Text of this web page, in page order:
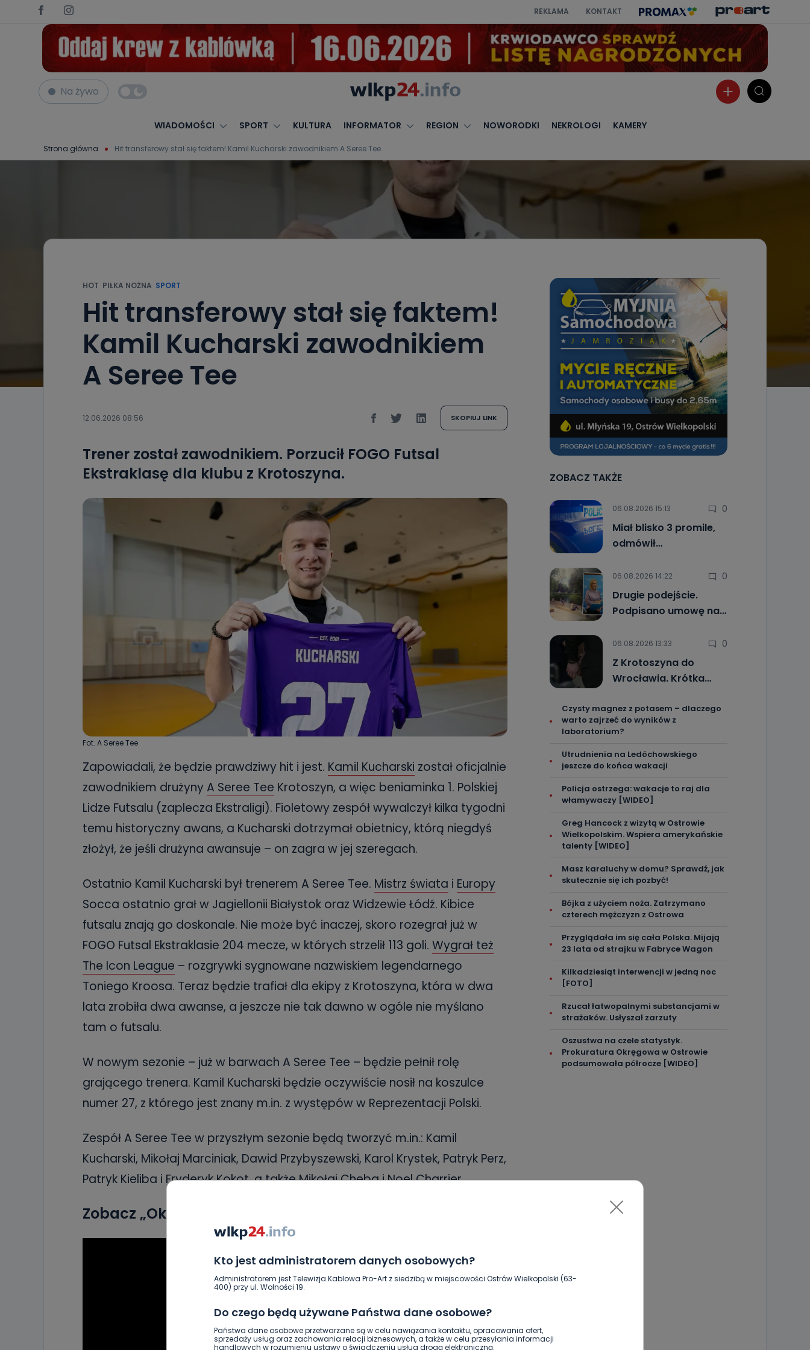
REKLAMA KONTAKT
Na żywo
WIADOMOŚCI SPORT KULTURA INFORMATOR REGION NOWORODKI NEKROLOGI KAMERY
Strona główna Hit transferowy stał się faktem! Kamil Kucharski zawodnikiem A Seree Tee
Kto jest administratorem danych osobowych?
Administratorem jest Telewizja Kablowa Pro-Art z siedzibą w miejscowości Ostrów Wielkopolski (63-
400) przy ul. Wolności 19.
Do czego będą używane Państwa dane osobowe?
Państwa dane osobowe przetwarzane są w celu nawiązania kontaktu, opracowania ofert,
sprzedaży usług oraz zachowania relacji biznesowych, a także w celu przesyłania informacji
handlowych w rozumieniu ustawy o świadczeniu usług drogą elektroniczną.
HOT PIŁKA NOŻNA SPORT
Hit transferowy stał się faktem!
Kamil Kucharski zawodnikiem
A Seree Tee
12.06.2026 08:56 SKOPIUJ LINK
Trener został zawodnikiem. Porzucił FOGO Futsal
Ekstraklasę dla klubu z Krotoszyna.
Fot. A Seree Tee
Zapowiadali, że będzie prawdziwy hit i jest. Kamil Kucharski został oficjalnie
zawodnikiem drużynyA Seree Tee Krotoszyn, a więc beniaminka 1. Polskiej
Lidze Futsalu (zaplecza Ekstraligi). Fioletowy zespół wywalczył kilka tygodni
temu historyczny awans, a Kucharski dotrzymał obietnicy, którą niegdyś
złożył, że jeśli drużyna awansuje – on zagra w jej szeregach.
Ostatnio Kamil Kucharski był trenerem A Seree Tee. Mistrz świata i Europy
Socca ostatnio grał w Jagiellonii Białystok oraz Widzewie Łódź. Kibice
futsalu znają go doskonale. Nie może być inaczej, skoro rozegrał już w
FOGO Futsal Ekstraklasie 204 mecze, w których strzelił 113 goli. Wygrał też
The Icon League – rozgrywki sygnowane nazwiskiem legendarnego
Toniego Kroosa. Teraz będzie trafiał dla ekipy z Krotoszyna, która w dwa
lata zrobiła dwa awanse, a jeszcze nie tak dawno w ogóle nie myślano
tam o futsalu.
W nowym sezonie – już w barwach A Seree Tee – będzie pełnił rolę
grającego trenera. Kamil Kucharski będzie oczywiście nosił na koszulce
numer 27, z którego jest znany m.in. z występów w Reprezentacji Polski.
Zespół A Seree Tee w przyszłym sezonie będą tworzyć m.in.: Kamil
Kucharski, Mikołaj Marciniak, Dawid Przybyszewski, Karol Krystek, Patryk Perz,
Patryk Kieliba i Fryderyk Kokot, a także Mikołaj Cheba i Noel Charrier.
Zobacz „Okolice Sportu” z gośćmi z A Seree Tee
ZOBACZ TAKŻE
06.08.2026 15:13 0
Miał blisko 3 promile,
odmówił…
06.08.2026 14:22 0
Drugie podejście.
Podpisano umowę na…
06.08.2026 13:33 0
Z Krotoszyna do
Wrocławia. Krótka…
Czysty magnez z potasem – dlaczego
warto zajrzeć do wyników z
laboratorium?
Utrudnienia na Ledóchowskiego
jeszcze do końca wakacji
Policja ostrzega: wakacje to raj dla
włamywaczy [WIDEO]
Greg Hancock z wizytą w Ostrowie
Wielkopolskim. Wspiera amerykańskie
talenty [WIDEO]
Masz karaluchy w domu? Sprawdź, jak
skutecznie się ich pozbyć!
Bójka z użyciem noża. Zatrzymano
czterech mężczyzn z Ostrowa
Przyglądała im się cała Polska. Mijają
23 lata od strajku w Fabryce Wagon
Kilkadziesiąt interwencji w jedną noc
[FOTO]
Rzucał łatwopalnymi substancjami w
strażaków. Usłyszał zarzuty
Oszustwa na czele statystyk.
Prokuratura Okręgowa w Ostrowie
podsumowała półrocze [WIDEO]